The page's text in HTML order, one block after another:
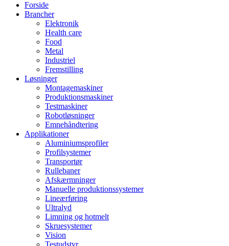
Forside
Brancher
Elektronik
Health care
Food
Metal
Industriel
Fremstilling
Løsninger
Montagemaskiner
Produktionsmaskiner
Testmaskiner
Robotløsninger
Emnehåndtering
Applikationer
Aluminiumsprofiler
Profilsystemer
Transportør
Rullebaner
Afskærmninger
Manuelle produktionssystemer
Lineærføring
Ultralyd
Limning og hotmelt
Skruesystemer
Vision
Testudstyr